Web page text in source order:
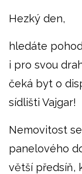
Hezký den,
hledáte
i pro svou
čeká byt o
sídlišti Vajgar!
Nemovitost
panelového
větší předsíň,